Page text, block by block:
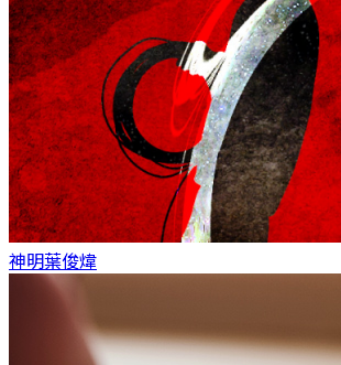
神明葉俊煒